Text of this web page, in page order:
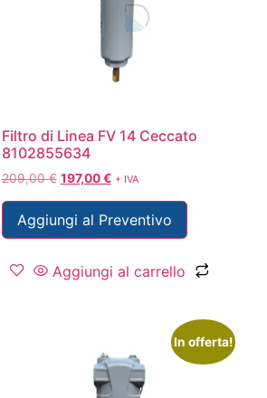
Filtro di Linea FV 14 Ceccato
8102855634
209,00€ 197,00€ + IVA
Aggiungi al Preventivo
Aggiungi al carrello
In offerta!